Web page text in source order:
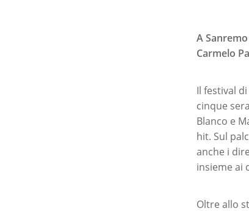
A
Carmelo
Il festival
cinque
Blanco e
hit. Sul
anche i
insieme ai
Oltre allo